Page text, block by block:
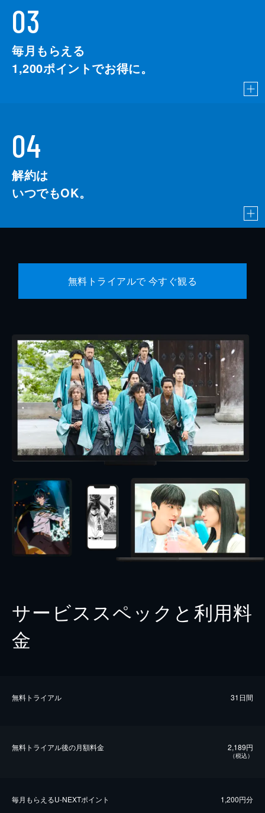
03
毎月もらえる
1,200ポイントでお得に。
04
解約は
いつでもOK。
無料トライアルで 今すぐ観る
サービススペックと利用料
金
無料トライアル 31日間
無料トライアル後の⽉額料金 2,189円
（税込）
毎⽉もらえるU-NEXTポイント 1,200円分